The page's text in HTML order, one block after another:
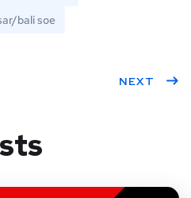
bali soe
NEXT